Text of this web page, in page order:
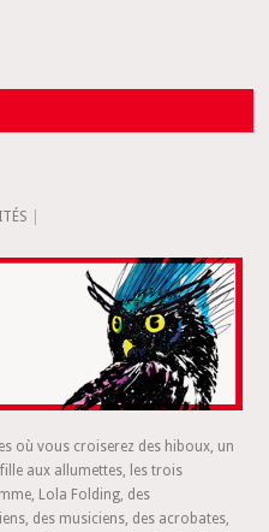
où vous croiserez des hiboux, un
aux allumettes, les trois
Lola Folding, des
des musiciens, des acrobates,